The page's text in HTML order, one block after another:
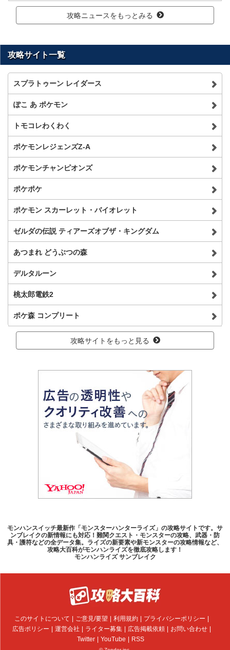
攻略ニュースをもっとみる
攻略サイト一覧
スプラトゥーン レイダース
ぽこ あ ポケモン
トモコレわくわく
ポケモンレジェンズZ-A
ポケモンチャンピオンズ
ポケポケ
ポケモン スカーレット・バイオレット
ゼルダの伝説 ティアーズオブザ・キングダム
あつまれ どうぶつの森
デルタルーン
桃太郎電鉄2
ポケ森 コンプリート
攻略サイトをもっと見る
モンハンスイッチ最新作「モンスターハンターライズ」の攻略サイトです。サ
ンブレイクの新情報にも対応！難関クエスト・モンスターの攻略、武器・防
具・護符などの全データ集。ライズの新要素や新モンスターの攻略情報など、
攻略大百科がモンハンライズを徹底攻略します！
モンハンライズ サンブレイク
このサイトについて ご意見/要望 利用規約
プライバシーポリシー
広告ポリシー
運営会社 ライター募集 広告掲載依頼
お問い合わせ
Twitter
YouTube RSS